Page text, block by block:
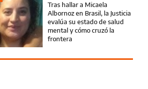
Tras hallar a Micaela
Albornoz en Brasil, la Justicia
evalúa su estado de salud
mental y cómo cruzó la
frontera